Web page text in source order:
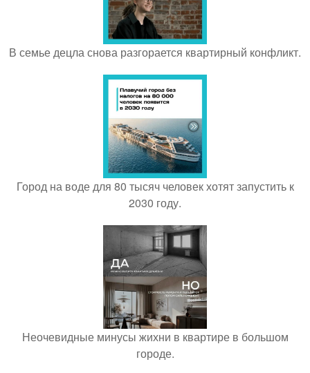
В семье децла снова разгорается квартирный конфликт.
Город на воде для 80 тысяч человек хотят запустить к
2030 году.
Неочевидные минусы жихни в квартире в большом
городе.